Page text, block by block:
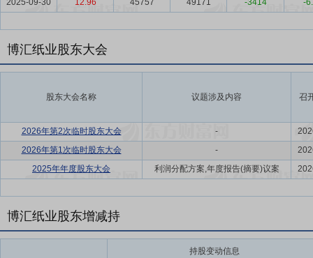
2025-09-30
12.96 45757 49171 -3414 -
博汇纸业股东大会
股东大会名称 议题涉及内容 召
2026年第2次临时股东大会 -
2026年第1次临时股东大会
-
2025年年度股东大会
利润分配方案,年度报告(摘要)议案
博汇纸业股东增减持
持股变动信息